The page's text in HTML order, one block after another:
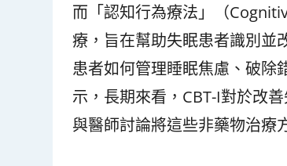
而「認知行為療法」（
療，旨在幫助失眠患者識別並
患者如何管理睡眠焦慮、破除
示，長期來看，CBT-I對於改
與醫師討論將這些非藥物治療